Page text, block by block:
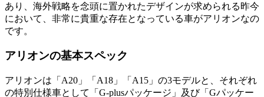
あり、海外戦略を念頭に置かれたデザインが求められる昨今
において、非常に貴重な存在となっている車がアリオンなの
です。
アリオンの基本スペック
アリオンは「A20」「A18」「A15」の3モデルと、それぞれ
の特別仕様車として「G-plusパッケージ」及び「Gパッケー